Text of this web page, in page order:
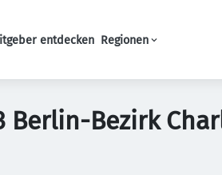
Navigation
entdecken Regionen
Berlin-Bezirk